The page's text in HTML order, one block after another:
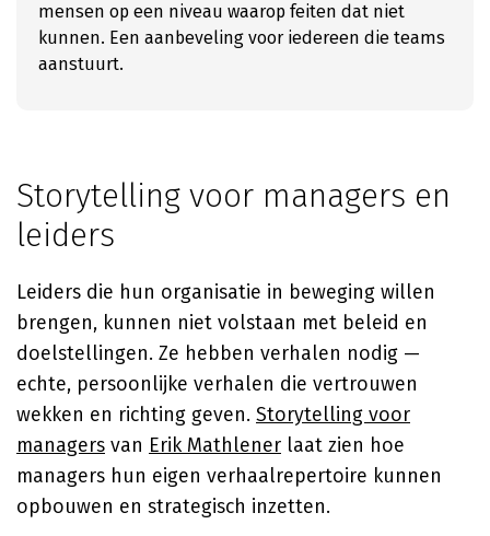
mensen op een niveau waarop feiten dat niet
kunnen. Een aanbeveling voor iedereen die teams
aanstuurt.
Storytelling voor managers en
leiders
Leiders die hun organisatie in beweging willen
brengen, kunnen niet volstaan met beleid en
doelstellingen. Ze hebben verhalen nodig —
echte, persoonlijke verhalen die vertrouwen
wekken en richting geven. Storytelling voor
managers van Erik Mathlener laat zien hoe
managers hun eigen verhaalrepertoire kunnen
opbouwen en strategisch inzetten.